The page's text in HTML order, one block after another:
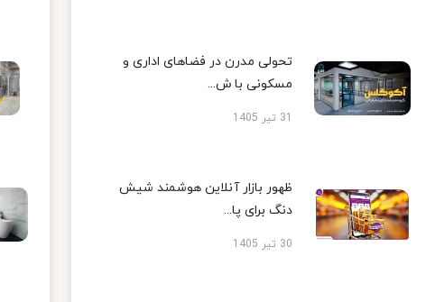
تحولی مدرن در فضاهای اداری و
مسکونی با ش...
31 تیر 1405
ظهور بازار آنلاین هوشمند شیش
دنگ برای پا...
30 تیر 1405